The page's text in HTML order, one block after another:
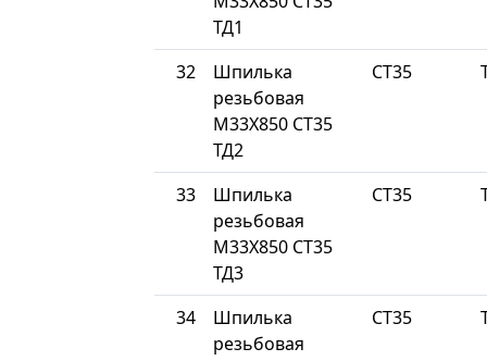
ТД1
32
Шпилька
резьбовая
М33Х850 СТ35
ТД2
СТ35
33
Шпилька
резьбовая
М33Х850 СТ35
ТД3
СТ35
34
Шпилька
резьбовая
СТ35